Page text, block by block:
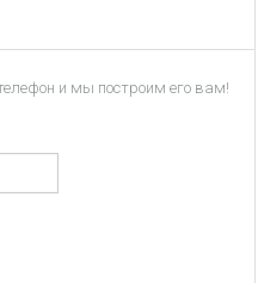
и мы построим его вам!